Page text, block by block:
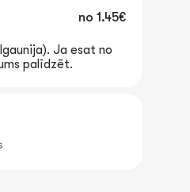
no 1.45€
Ja esat no
palīdzēt.